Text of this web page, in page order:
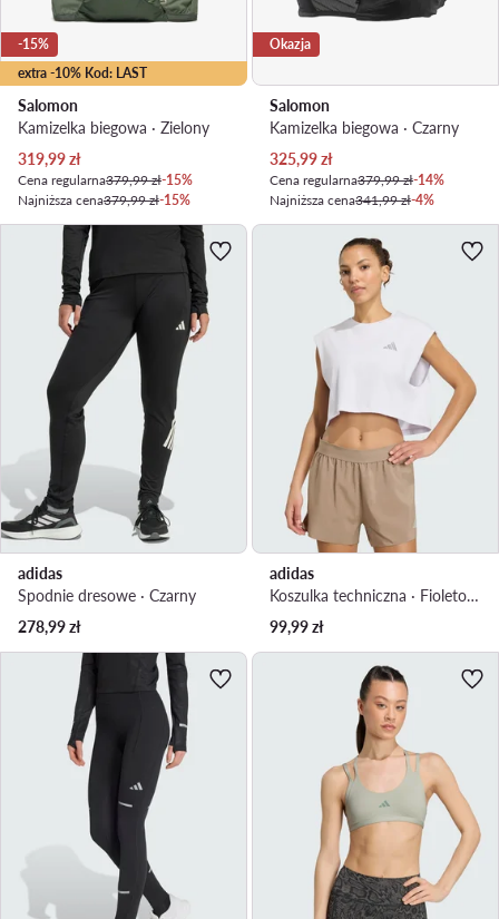
extra -10% Kod: LAST
-15%
Salomon
Kamizelka biegowa · Zielony
Aktualna cena
319,99zł
Cena regularna379,99 zł-15%
Najniższa cena379,99 zł-15%
Okazja
Salomon
Kamizelka biegowa · Czarny
Aktualna cena
325,99zł
Cena regularna379,99 zł-14%
Najniższa cena341,99 zł-4%
adidas
Spodnie dresowe · Czarny
278,99zł
adidas
Koszulka techniczna · Fioletowy
99,99zł